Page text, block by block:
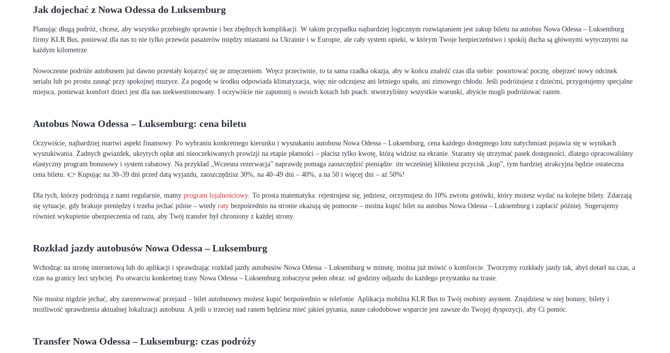
Jak dojechać z Nowa Odessa do Luksemburg
Planując długą podróż, chcesz, aby wszystko przebiegło sprawnie i bez zbędnych komplikacji. W takim przypadku najbardziej logicznym rozwiązaniem jest zakup biletu na autobus Nowa Odessa – Luksemburg
firmy KLR Bus, ponieważ dla nas to nie tylko przewóz pasażerów między miastami na Ukrainie i w Europie, ale cały system opieki, w którym Twoje bezpieczeństwo i spokój ducha są głównymi wytycznymi na
każdym kilometrze.
Nowoczesne podróże autobusem już dawno przestały kojarzyć się ze zmęczeniem. Wręcz przeciwnie, to ta sama rzadka okazja, aby w końcu znaleźć czas dla siebie: posortować pocztę, obejrzeć nowy odcinek
serialu lub po prostu zasnąć przy spokojnej muzyce. Za pogodę w środku odpowiada klimatyzacja, więc nie odczujesz ani letniego upału, ani zimowego chłodu. Jeśli podróżujesz z dziećmi, przygotujemy specjalne
miejsca, ponieważ komfort dzieci jest dla nas niekwestionowany. I oczywiście nie zapomnij o swoich kotach lub psach: stworzyliśmy wszystkie warunki, abyście mogli podróżować razem.
Autobus Nowa Odessa – Luksemburg: cena biletu
Oczywiście, najbardziej martwi aspekt finansowy. Po wybraniu konkretnego kierunku i wyszukaniu autobusu Nowa Odessa – Luksemburg, cena każdego dostępnego lotu natychmiast pojawia się w wynikach
wyszukiwania. Żadnych gwiazdek, ukrytych opłat ani nieoczekiwanych prowizji na etapie płatności – płacisz tylko kwotę, którą widzisz na ekranie. Staramy się utrzymać pasek dostępności, dlatego opracowaliśmy
elastyczny program bonusowy i system rabatowy. Na przykład „Wczesna rezerwacja” naprawdę pomaga zaoszczędzić pieniądze: im wcześniej klikniesz przycisk „kup”, tym bardziej atrakcyjna będzie ostateczna
cena biletu. 👉 Kupując na 30–39 dni przed datą wyjazdu, zaoszczędzisz 30%, na 40–49 dni – 40%, a na 50 i więcej dni – aż 50%!
Dla tych, którzy podróżują z nami regularnie, mamy program lojalnościowy. To prosta matematyka: rejestrujesz się, jedziesz, otrzymujesz do 10% zwrotu gotówki, który możesz wydać na kolejne bilety. Zdarzają
się sytuacje, gdy brakuje pieniędzy i trzeba jechać pilnie – wtedy raty bezpośrednio na stronie okazują się pomocne – można kupić bilet na autobus Nowa Odessa – Luksemburg i zapłacić później. Sugerujemy
również wykupienie ubezpieczenia od razu, aby Twój transfer był chroniony z każdej strony.
Rozkład jazdy autobusów Nowa Odessa – Luksemburg
Wchodząc na stronę internetową lub do aplikacji i sprawdzając rozkład jazdy autobusów Nowa Odessa – Luksemburg w minutę, można już mówić o komforcie. Tworzymy rozkłady jazdy tak, abyś dotarł na czas, a
czas na granicy leci szybciej. Po otwarciu konkretnej trasy Nowa Odessa – Luksemburg zobaczysz pełen obraz: od godziny odjazdu do każdego przystanku na trasie.
Nie musisz nigdzie jechać, aby zarezerwować przejazd – bilet autobusowy możesz kupić bezpośrednio w telefonie. Aplikacja mobilna KLR Bus to Twój osobisty asystent. Znajdziesz w niej bonusy, bilety i
możliwość sprawdzenia aktualnej lokalizacji autobusu. A jeśli o trzeciej nad ranem będziesz mieć jakieś pytania, nasze całodobowe wsparcie jest zawsze do Twojej dyspozycji, aby Ci pomóc.
Transfer Nowa Odessa – Luksemburg: czas podróży